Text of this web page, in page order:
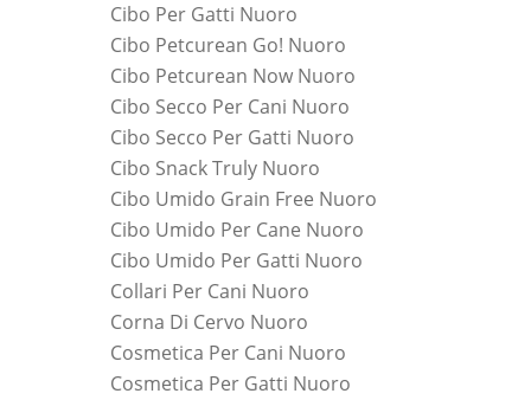
Cibo Per Gatti Nuoro
Cibo Petcurean Go! Nuoro
Cibo Petcurean Now Nuoro
Cibo Secco Per Cani Nuoro
Cibo Secco Per Gatti Nuoro
Cibo Snack Truly Nuoro
Cibo Umido Grain Free Nuoro
Cibo Umido Per Cane Nuoro
Cibo Umido Per Gatti Nuoro
Collari Per Cani Nuoro
Corna Di Cervo Nuoro
Cosmetica Per Cani Nuoro
Cosmetica Per Gatti Nuoro